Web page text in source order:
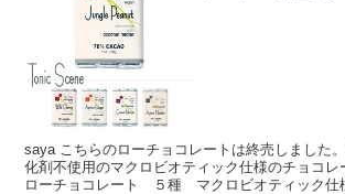
saya こちらのローチョコレートは終売しました
化剤不使用のマクロビオティック仕様のチョコレ
ローチョコレート ５種 マクロビオティック仕